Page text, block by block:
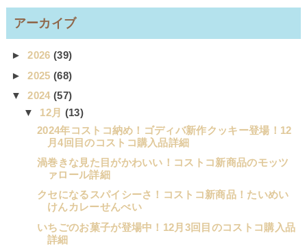
アーカイブ
►2026(39)
►2025(68)
▼2024(57)
▼ 12月 (13)
2024年コストコ納め！ゴディバ新作クッキー登場！12
月4回目のコストコ購入品詳細
渦巻きな見た目がかわいい！コストコ新商品のモッツ
ァロール詳細
クセになるスパイシーさ！コストコ新商品！たいめい
けんカレーせんべい
いちごのお菓子が登場中！12月3回目のコストコ購入品
詳細